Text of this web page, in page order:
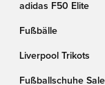
adidas F50 Elite
Fußbälle
Liverpool Trikots
Fußballschuhe Sale